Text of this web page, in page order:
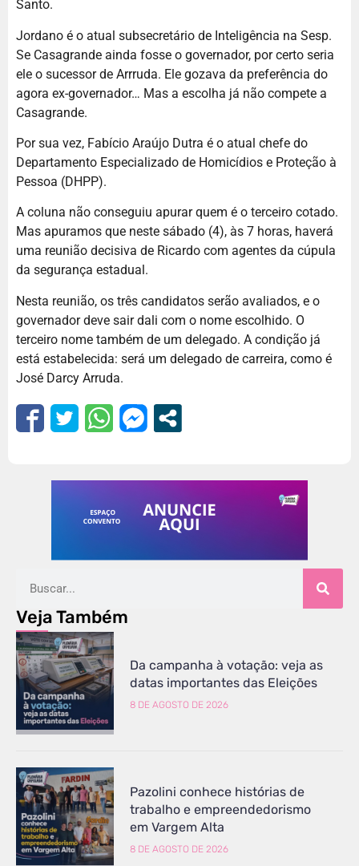
Santo.
Jordano é o atual subsecretário de Inteligência na Sesp.
Se Casagrande ainda fosse o governador, por certo seria
ele o sucessor de Arrruda. Ele gozava da preferência do
agora ex-governador… Mas a escolha já não compete a
Casagrande.
Por sua vez, Fabício Araújo Dutra é o atual chefe do
Departamento Especializado de Homicídios e Proteção à
Pessoa (DHPP).
A coluna não conseguiu apurar quem é o terceiro cotado.
Mas apuramos que neste sábado (4), às 7 horas, haverá
uma reunião decisiva de Ricardo com agentes da cúpula
da segurança estadual.
Nesta reunião, os três candidatos serão avaliados, e o
governador deve sair dali com o nome escolhido. O
terceiro nome também de um delegado. A condição já
está estabelecida: será um delegado de carreira, como é
José Darcy Arruda.
Veja Também
Da campanha à votação: veja as
datas importantes das Eleições
8 DE AGOSTO DE 2026
Pazolini conhece histórias de
trabalho e empreendedorismo
em Vargem Alta
8 DE AGOSTO DE 2026